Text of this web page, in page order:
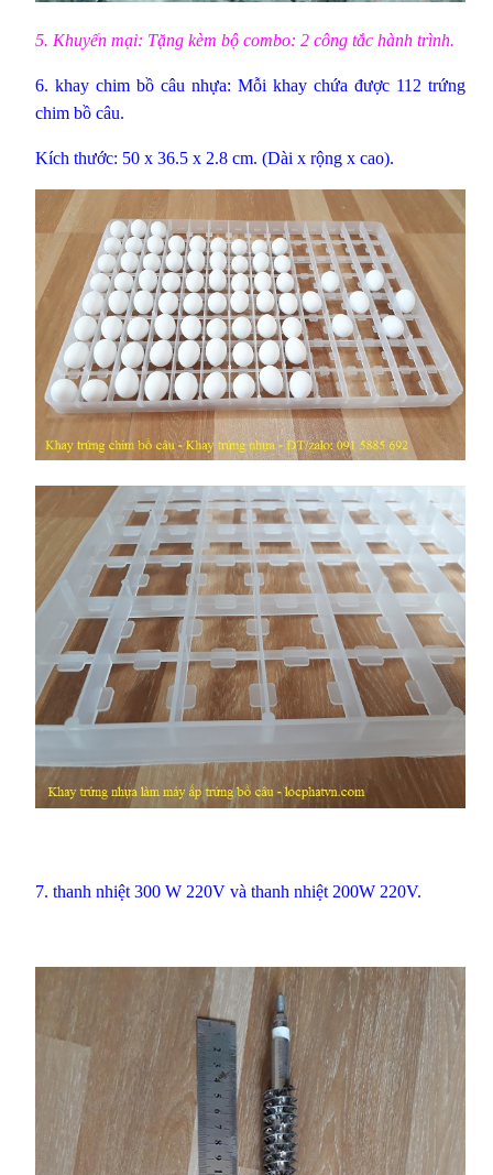
5. Khuyến mại: Tặng kèm bộ combo: 2 công tắc hành trình.
6. khay chim bồ câu nhựa: Mỗi khay chứa được 112 trứng
chim bồ câu.
Kích thước: 50 x 36.5 x 2.8 cm. (Dài x rộng x cao).
7. thanh nhiệt 300 W 220V và thanh nhiệt 200W 220V.